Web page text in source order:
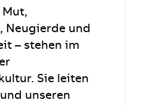
Mut,
Neugierde und
– stehen im
Sie leiten
unseren